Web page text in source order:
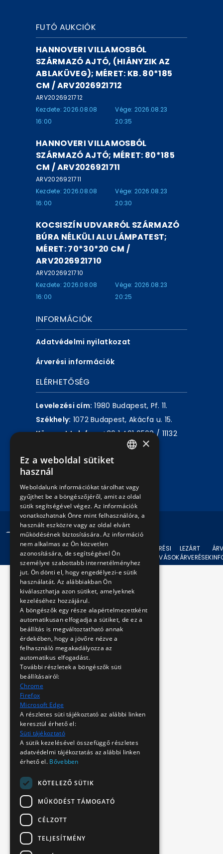
FUTÓ AUKCIÓK
HANNOVERI VILLAMOSBÓL
SZÁRMAZÓ AJTÓ, (HIÁNYZIK AZ
ABLAKÜVEG); MÉRET: KB. 80*185
CM / ARV2026921712
ARV2026921712
Kezdete: 2026.08.08
16:00
Vége: 2026.08.23
20:35
HANNOVERI VILLAMOSBÓL
SZÁRMAZÓ AJTÓ; MÉRET: 80*185
CM / ARV2026921711
ARV2026921711
Kezdete: 2026.08.08
16:00
Vége: 2026.08.23
20:30
KOCSISZÍN UDVARRÓL SZÁRMAZÓ
BÚRA NÉLKÜLI ALU LÁMPATEST;
MÉRET: 70*30*20 CM /
ARV2026921710
ARV2026921710
Kezdete: 2026.08.08
16:00
Vége: 2026.08.23
20:25
INFORMÁCIÓK
Adatvédelmi nyilatkozat
Árverési információk
ELÉRHETŐSÉG
Levelezési cím: 1980 Budapest, Pf. 11.
Székhely: 1072 Budapest, Akácfa u. 15.
Központ telefon:+36 1 461 6500 / 11132
Írjon nekünk!
© 2024 BKV Minden jog fenntartva.
AKTUÁLIS
ÁRVERÉSEK
ÁRVERÉSI
FELHÍVÁSOK
LEZÁRT
ÁRVERÉSEK
×
Ez a weboldal sütiket
használ
Weboldalunk információkat tárolhat vagy
gyűjthet be a böngészőjéről, amit az oldal
sütik segítségével végez. Az információk
vonatkozhatnak Önre mint felhasználóra, a
használt eszközre vagy az oldal elvárt
működésének biztosítására. Az információ
nem alkalmas az Ön közvetlen
azonosítására, de segítségével Ön
személyre szabottabb internetélményhez
jut. Ön dönti el, hogy engedélyezi-e sütik
használatát. Az alábbiakban Ön
kiválaszthatja azon sütiket, amelyeknek
kezeléséhez hozzájárul.
A böngészők egy része alapértelmezettként
automatikusan elfogadja a sütiket, de ez a
beállítás is megváltoztatható annak
érdekében, hogy a jövőre nézve a
felhasználó megakadályozza az
automatikus elfogadást.
További részletek a böngészők süti
beállításairól:
Chrome
Firefox
Microsoft Edge
A részletes süti tájékoztató az alábbi linken
keresztül érhető el:
Süti tájékoztató
A sütik kezelésével összefüggő részletes
adatvédelmi tájékoztatás az alábbi linken
érhető el. Bővebben
KÖTELEZŐ SÜTIK
MŰKÖDÉST TÁMOGATÓ
CÉLZOTT
TELJESÍTMÉNY